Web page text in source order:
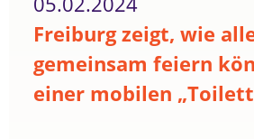
Freiburg zeigt, wie
gemeinsam feiern
einer mobilen